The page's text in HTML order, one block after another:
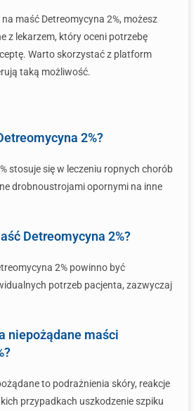
maść Detreomycyna 2%, możesz
z lekarzem, który oceni potrzebę
Warto skorzystać z platform
taką możliwość.
2%?
stosuje się w leczeniu ropnych chorób
drobnoustrojami opornymi na inne
Detreomycyna 2%?
2% powinno być
potrzeb pacjenta, zazwyczaj
niepożądane maści
to podrażnienia skóry, reakcje
przypadkach uszkodzenie szpiku